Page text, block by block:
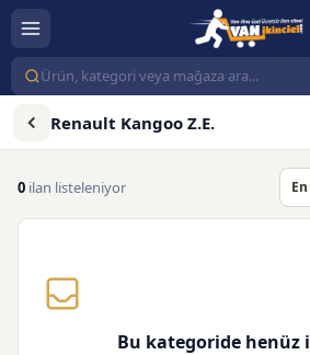
Renault Kangoo Z.E.
0 ilan listeleniyor
Bu kategoride henüz